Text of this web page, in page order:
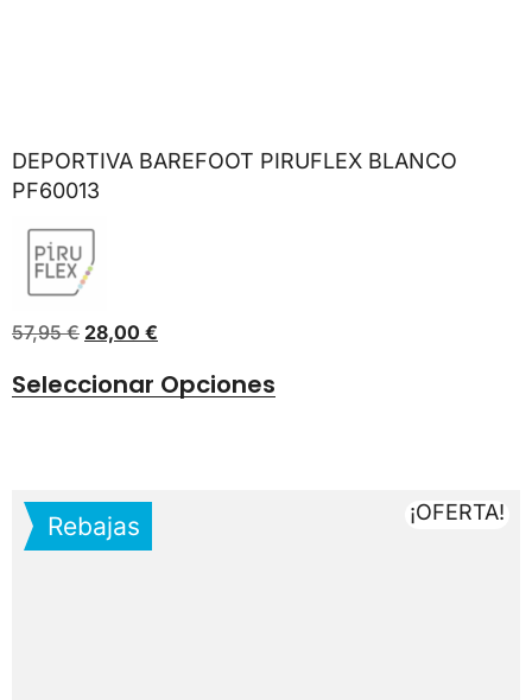
DEPORTIVA BAREFOOT PIRUFLEX BLANCO
PF60013
57,95€ 28,00 €
Seleccionar Opciones
Rebajas ¡OFERTA!